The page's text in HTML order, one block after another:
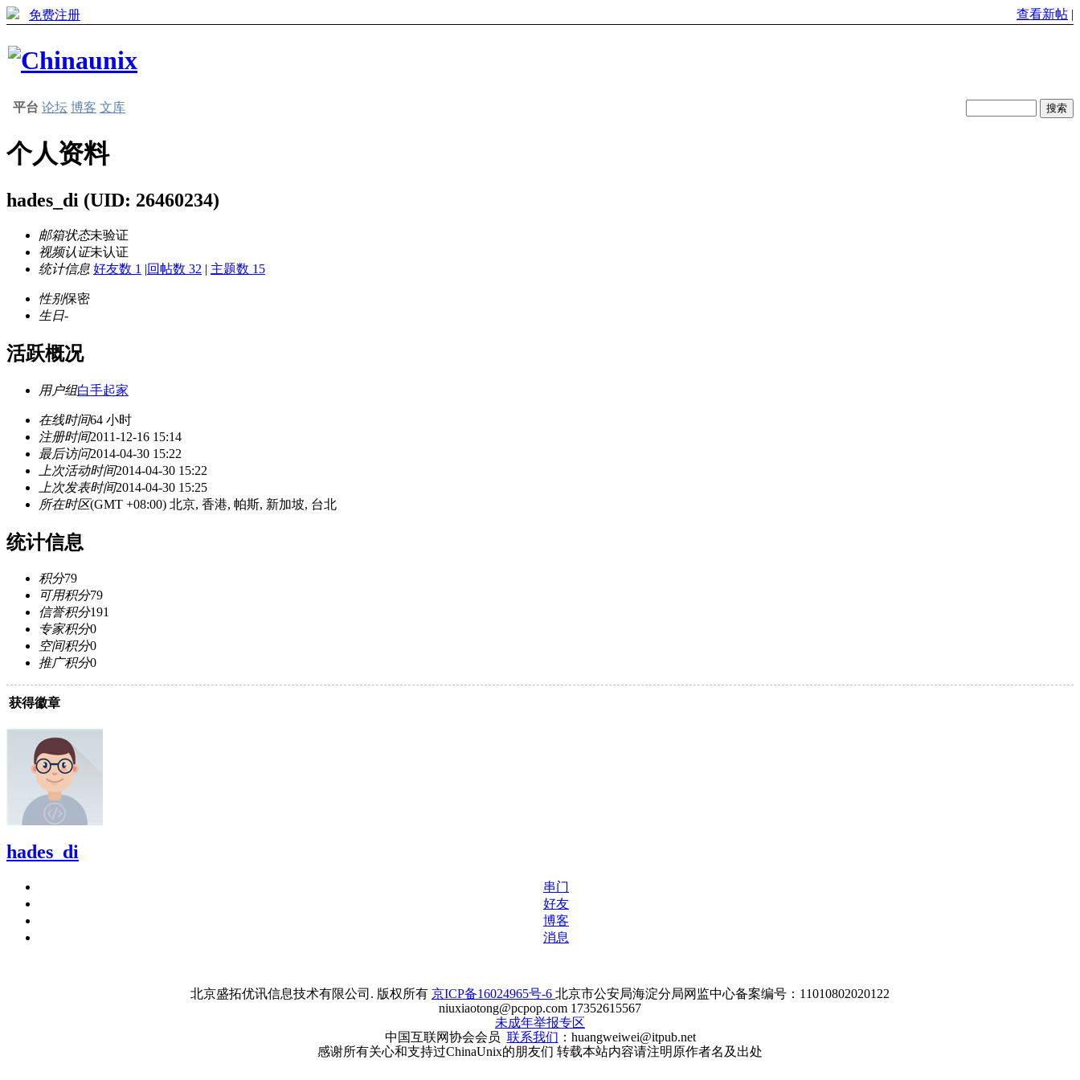
免费注册 查看新帖 |
平台 论坛 博客 文库
个人资料
hades_di (UID: 26460234)
邮箱状态未验证
视频认证未认证
统计信息 好友数 1 |回帖数 32 | 主题数 15
性别保密
生日-
活跃概况
用户组白手起家
在线时间64 小时
注册时间2011-12-16 15:14
最后访问2014-04-30 15:22
上次活动时间2014-04-30 15:22
上次发表时间2014-04-30 15:25
所在时区(GMT +08:00) 北京, 香港, 帕斯, 新加坡, 台北
统计信息
积分79
可用积分79
信誉积分191
专家积分0
空间积分0
推广积分0
获得徽章
hades_di
串门
好友
博客
消息
北京盛拓优讯信息技术有限公司. 版权所有 京ICP备16024965号-6 北京市公安局海淀分局网监中心备案编号：11010802020122
niuxiaotong@pcpop.com 17352615567
未成年举报专区
中国互联网协会会员 联系我们 ：huangweiwei@itpub.net
感谢所有关心和支持过ChinaUnix的朋友们 转载本站内容请注明原作者名及出处